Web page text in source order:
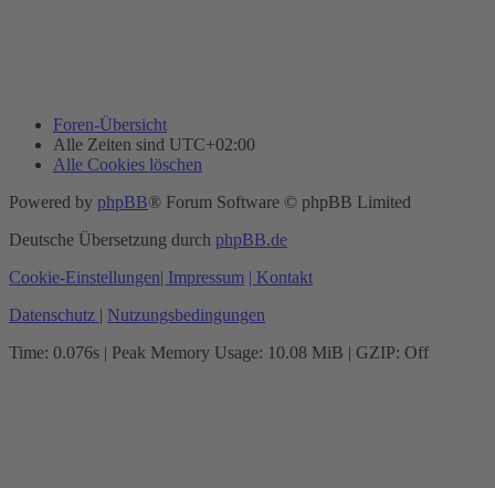
Foren-Übersicht
Alle Zeiten sind UTC+02:00
Alle Cookies löschen
Powered by phpBB® Forum Software © phpBB Limited
Deutsche Übersetzung durch phpBB.de
Cookie-Einstellungen| Impressum | Kontakt
Datenschutz | Nutzungsbedingungen
Time: 0.076s | Peak Memory Usage: 10.08 MiB | GZIP: Off